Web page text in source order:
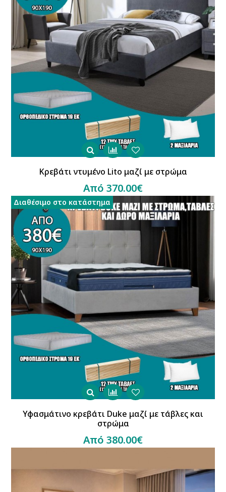
Κρεβάτι ντυμένο Lito μαζί με στρώμα
Από 370.00€
Διαθέσιμο στο κατάστημα
Υφασμάτινο κρεβάτι Duke μαζί με τάβλες και
στρώμα
Από 380.00€